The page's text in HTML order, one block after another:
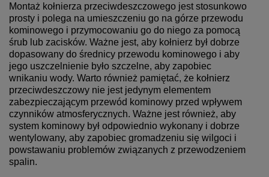
Montaż kołnierza przeciwdeszczowego jest stosunkowo
prosty i polega na umieszczeniu go na górze przewodu
kominowego i przymocowaniu go do niego za pomocą
śrub lub zacisków. Ważne jest, aby kołnierz był dobrze
dopasowany do średnicy przewodu kominowego i aby
jego uszczelnienie było szczelne, aby zapobiec
wnikaniu wody. Warto również pamiętać, że kołnierz
przeciwdeszczowy nie jest jedynym elementem
zabezpieczającym przewód kominowy przed wpływem
czynników atmosferycznych. Ważne jest również, aby
system kominowy był odpowiednio wykonany i dobrze
wentylowany, aby zapobiec gromadzeniu się wilgoci i
powstawaniu problemów związanych z przewodzeniem
spalin.